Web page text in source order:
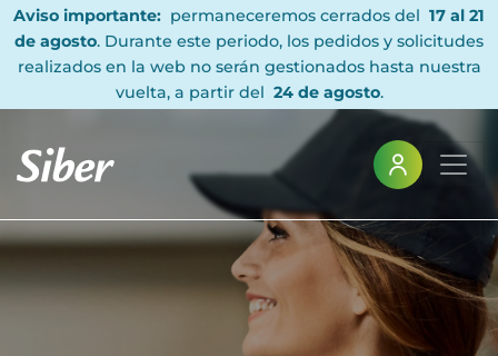
Aviso importante: permaneceremos cerrados del 17 al 21
de agosto. Durante este periodo, los pedidos y solicitudes
realizados en la web no serán gestionados hasta nuestra
vuelta, a partir del 24 de agosto.